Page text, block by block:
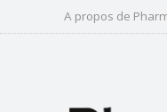
A propos de